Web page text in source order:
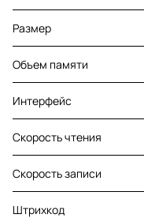
Размер
Объем памяти
Интерфейс
Скорость чтения
Скорость записи
Штрихкод